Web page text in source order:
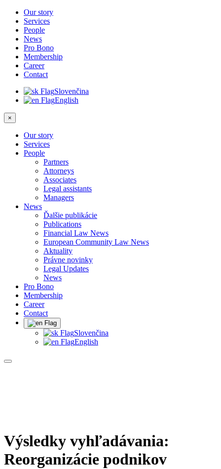
Our story
Services
People
News
Pro Bono
Membership
Career
Contact
Slovenčina
English
×
Our story
Services
People
Partners
Attorneys
Associates
Legal assistants
Managers
News
Ďalšie publikácie
Publications
Financial Law News
European Community Law News
Aktuality
Právne novinky
Legal Updates
News
Pro Bono
Membership
Career
Contact
Slovenčina
English
Výsledky vyhľadávania:
Reorganizácie podnikov